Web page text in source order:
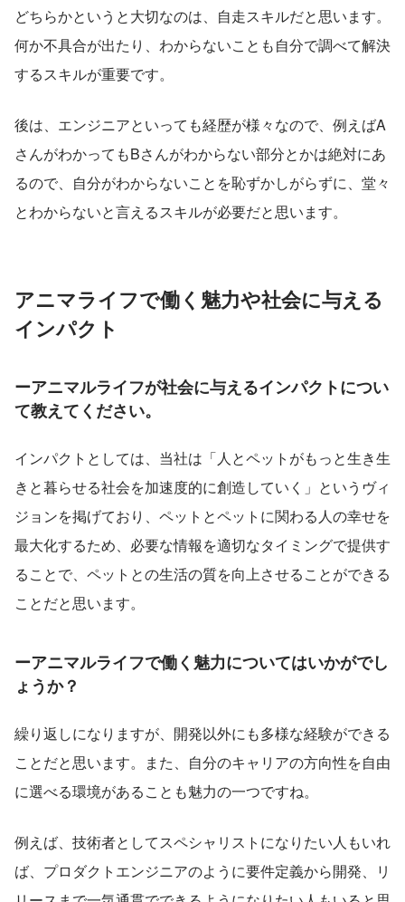
どちらかというと大切なのは、自走スキルだと思います。
何か不具合が出たり、わからないことも自分で調べて解決
するスキルが重要です。
後は、エンジニアといっても経歴が様々なので、例えばA
さんがわかってもBさんがわからない部分とかは絶対にあ
るので、自分がわからないことを恥ずかしがらずに、堂々
とわからないと言えるスキルが必要だと思います。
アニマライフで働く魅力や社会に与える
インパクト
ーアニマルライフが社会に与えるインパクトについ
て教えてください。
インパクトとしては、当社は「人とペットがもっと生き生
きと暮らせる社会を加速度的に創造していく」というヴィ
ジョンを掲げており、ペットとペットに関わる人の幸せを
最大化するため、必要な情報を適切なタイミングで提供す
ることで、ペットとの生活の質を向上させることができる
ことだと思います。
ーアニマルライフで働く魅力についてはいかがでし
ょうか？
繰り返しになりますが、開発以外にも多様な経験ができる
ことだと思います。また、自分のキャリアの方向性を自由
に選べる環境があることも魅力の一つですね。
例えば、技術者としてスペシャリストになりたい人もいれ
ば、プロダクトエンジニアのように要件定義から開発、リ